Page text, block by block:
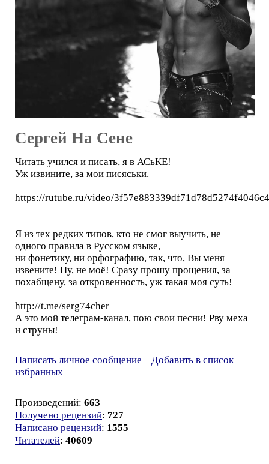
Сергей На Сене
Читать учился и писать, я в АСьКЕ!
Уж извините, за мои писяськи.
https://rutube.ru/video/
Я из тех редких типов, кто не смог выучить, не
одного правила в Русском языке,
ни фонетику, ни орфографию, так, что, Вы меня
извените! Ну, не моё! Сразу прошу прощения, за
похабщену, за откровенность, уж такая моя суть!
http://t.me/serg74cher
А это мой телеграм-канал, пою свои песни! Рву меха
и струны!
Написать личное сообщение
Добавить в список
избранных
Произведений: 663
Получено рецензий: 727
Написано рецензий: 1555
Читателей: 40609